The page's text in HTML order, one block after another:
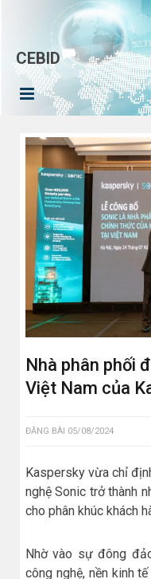
CEBID
Nhà phân phối
Việt Nam của
ĐĂNG BÀI 05/08/2024
Kaspersky vừa chỉ
nghệ Sonic trở thành
cho phân khúc khách
Nhờ vào sự đông
công nghệ, nền kinh